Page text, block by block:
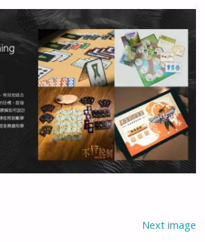
Next image